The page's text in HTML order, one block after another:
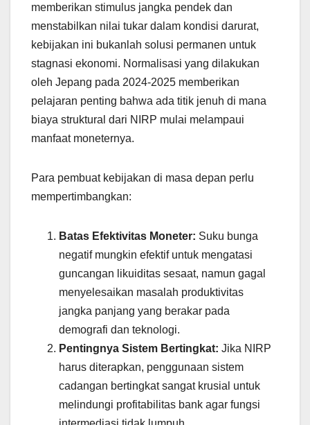
memberikan stimulus jangka pendek dan
menstabilkan nilai tukar dalam kondisi darurat,
kebijakan ini bukanlah solusi permanen untuk
stagnasi ekonomi. Normalisasi yang dilakukan
oleh Jepang pada 2024-2025 memberikan
pelajaran penting bahwa ada titik jenuh di mana
biaya struktural dari NIRP mulai melampaui
manfaat moneternya.
Para pembuat kebijakan di masa depan perlu
mempertimbangkan:
Batas Efektivitas Moneter: Suku bunga
negatif mungkin efektif untuk mengatasi
guncangan likuiditas sesaat, namun gagal
menyelesaikan masalah produktivitas
jangka panjang yang berakar pada
demografi dan teknologi.
Pentingnya Sistem Bertingkat: Jika NIRP
harus diterapkan, penggunaan sistem
cadangan bertingkat sangat krusial untuk
melindungi profitabilitas bank agar fungsi